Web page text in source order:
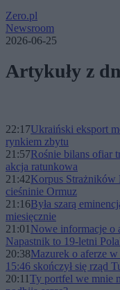
Zero.pl
Newsroom
2026-06-25
Artykuły z
22:17Ukraiński eksport
rynkiem zbytu
21:57Rośnie bilans ofiar
akcja ratunkowa
21:42Korpus Strażników
cieśninie Ormuz
21:16Była szarą
miesięcznie
21:01 Nowe informacje o
Napastnik to 19-letni
20:38Mazurek o aferze
15:46 skończył się rząd
20:11Ty portfel we mnie